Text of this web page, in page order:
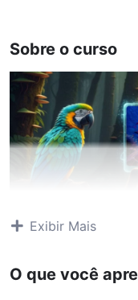
Sobre o curso
Exibir Mais
O que você